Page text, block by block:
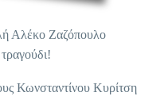
Αλέκο Ζαζόπουλο
Κωνσταντίνου Κυρίτση